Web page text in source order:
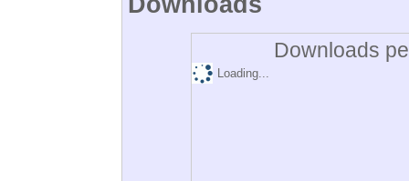
Downloads
Loading...